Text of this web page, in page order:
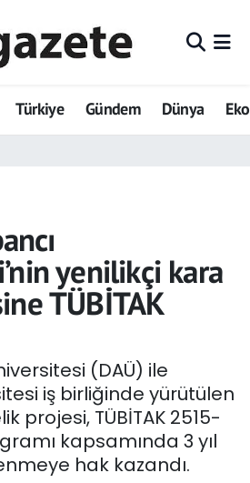
Türkiye Gündem Dünya
yenilikçi kara
TÜBİTAK
(DAÜ) ile
iş birliğinde yürütülen
projesi, TÜBİTAK 2515-
kapsamında 3 yıl
hak kazandı.